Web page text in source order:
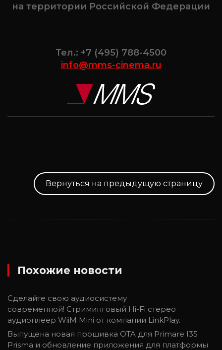
на территории Российской Федерации
Тел.: +7 (495) 788-4500
info@mms-cinema.ru
Вернуться на предыдущую страницу
Похожие новости
Сделайте свою аудиосистему
современной! Cтриминговый Hi-Fi стерео
аудиоплеер WiiM Mini от компании LinkPlay.
Выпущена новая прошивка OTA для Primare I35
Prisma и обновление приложения для платформы